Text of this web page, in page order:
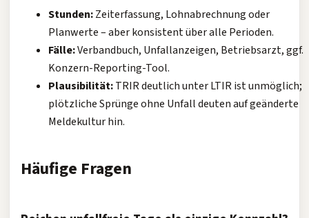
Stunden:Zeiterfassung, Lohnabrechnung oder
Planwerte – aber konsistent über alle Perioden.
Fälle:Verbandbuch, Unfallanzeigen, Betriebsarzt, ggf.
Konzern-Reporting-Tool.
Plausibilität:TRIR deutlich unter LTIR ist unmöglich;
plötzliche Sprünge ohne Unfall deuten auf geänderte
Meldekultur hin.
Häufige Fragen